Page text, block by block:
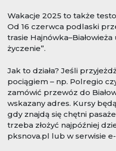
Wakacje 2025 to także
Od 16 czerwca podlaski
trasie
życzenie”.
Jak to działa? Jeśli
pociągiem – np. Polregio
zamówić przewóz do
wskazany adres. Kursy
gdy znajdą się chętni
trzeba złożyć najpóźniej
pksnova.pl lub w serwisie